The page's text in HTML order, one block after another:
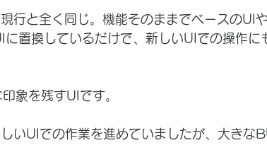
行と全く同じ。機能そのままでベースのUI
置換しているだけで、新しいUIでの操作に
象を残すUIです。
いUIでの作業を進めていましたが、大きな